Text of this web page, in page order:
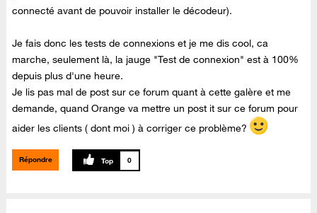
connecté avant de pouvoir installer le décodeur).
Je fais donc les tests de connexions et je me dis cool, ca
marche, seulement là, la jauge "Test de connexion" est à 100%
depuis plus d'une heure.
Je lis pas mal de post sur ce forum quant à cette galère et me
demande, quand Orange va mettre un post it sur ce forum pour
aider les clients ( dont moi ) à corriger ce problème?
Répondre 0